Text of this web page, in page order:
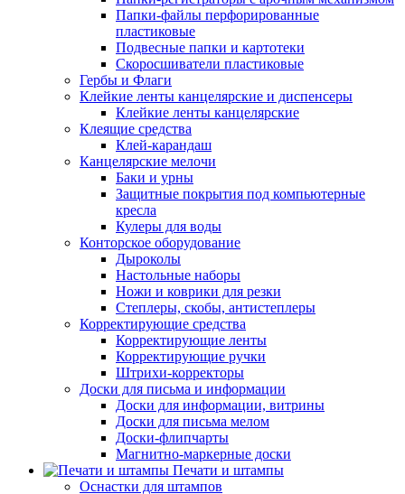
Папки-файлы перфорированные
пластиковые
Подвесные папки и картотеки
Скоросшиватели пластиковые
Гербы и Флаги
Клейкие ленты канцелярские и диспенсеры
Клейкие ленты канцелярские
Клеящие средства
Клей-карандаш
Канцелярские мелочи
Баки и урны
Защитные покрытия под компьютерные
кресла
Кулеры для воды
Конторское оборудование
Дыроколы
Настольные наборы
Ножи и коврики для резки
Степлеры, скобы, антистеплеры
Корректирующие средства
Корректирующие ленты
Корректирующие ручки
Штрихи-корректоры
Доски для письма и информации
Доски для информации, витрины
Доски для письма мелом
Доски-флипчарты
Магнитно-маркерные доски
Печати и штампы
Оснастки для штампов